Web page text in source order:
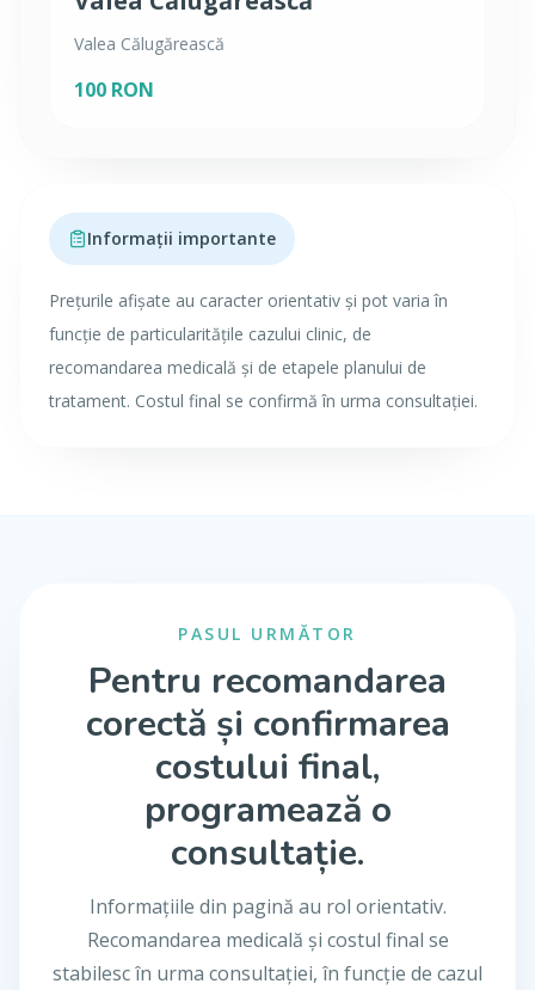
Valea Călugărească
100 RON
Informații importante
Prețurile afișate au caracter orientativ și pot varia în
funcție de particularitățile cazului clinic, de
recomandarea medicală și de etapele planului de
tratament. Costul final se confirmă în urma consultației.
PASUL URMĂTOR
Pentru recomandarea
corectă și confirmarea
costului final,
programează o
consultație.
Informațiile din pagină au rol orientativ.
Recomandarea medicală și costul final se
stabilesc în urma consultației, în funcție de cazul